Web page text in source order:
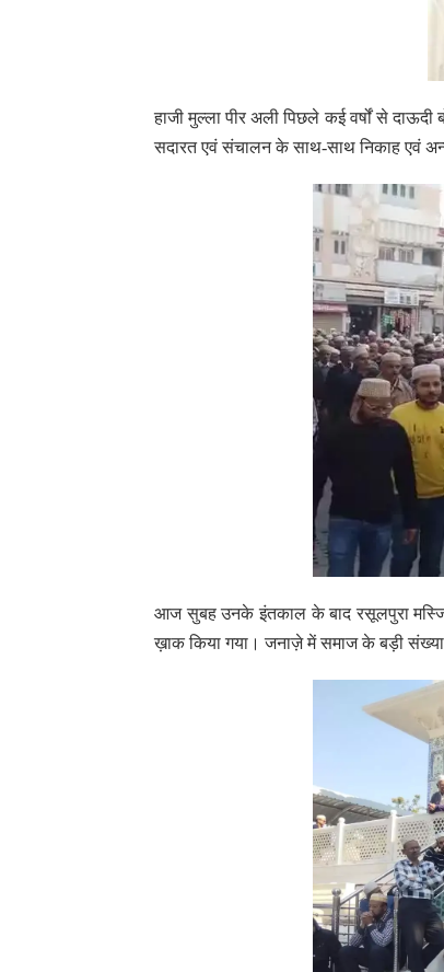
हाजी मुल्ला पीर अली पिछले कई वर्षों से
सदारत एवं संचालन के साथ-साथ निकाह एवं
आज सुबह उनके इंतकाल के बाद रसूलपुरा मस्जिद
ख़ाक किया गया। जनाज़े में समाज के बड़ी